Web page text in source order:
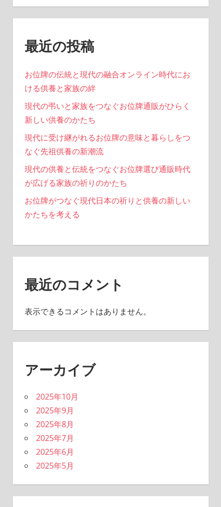
最近の投稿
お位牌の伝統と現代の融合オンライン時代にお
ける供養と家族の絆
現代の弔いと家族をつなぐお位牌通販がひらく
新しい供養のかたち
現代に受け継がれるお位牌の意味と暮らしをつ
なぐ先祖供養の新潮流
現代の供養と伝統をつなぐお位牌選び通販時代
が広げる家族の祈りのかたち
お位牌がつなぐ現代日本の祈りと供養の新しい
かたちを考える
最近のコメント
表示できるコメントはありません。
アーカイブ
2025年10月
2025年9月
2025年8月
2025年7月
2025年6月
2025年5月